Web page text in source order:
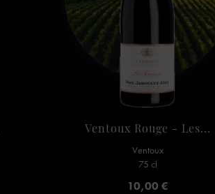
Ventoux Rouge - Les...
Ventoux
75 cl
Prix
10,00 €